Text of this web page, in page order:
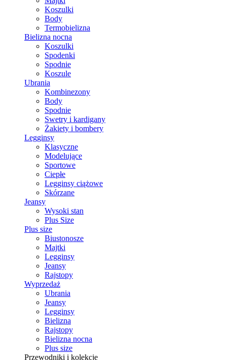
Koszulki
Body
Termobielizna
Bielizna nocna
Koszulki
Spodenki
Spodnie
Koszule
Ubrania
Kombinezony
Body
Spodnie
Swetry i kardigany
Żakiety i bombery
Legginsy
Klasyczne
Modelujące
Sportowe
Ciepłe
Legginsy ciążowe
Skórzane
Jeansy
Wysoki stan
Plus Size
Plus size
Biustonosze
Majtki
Legginsy
Jeansy
Rajstopy
Wyprzedaż
Ubrania
Jeansy
Legginsy
Bielizna
Rajstopy
Bielizna nocna
Plus size
Przewodniki i kolekcje